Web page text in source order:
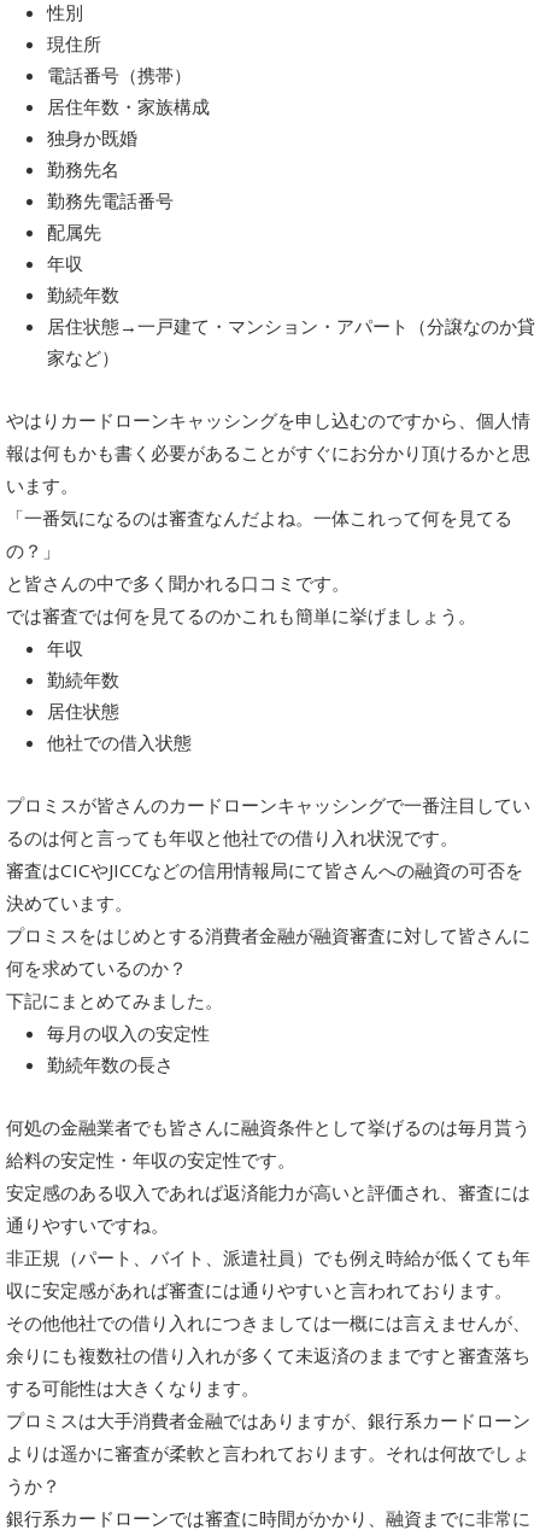
性別
現住所
電話番号（携帯）
居住年数・家族構成
独身か既婚
勤務先名
勤務先電話番号
配属先
年収
勤続年数
居住状態→一戸建て・マンション・アパート（分譲なのか貸
家など）
やはりカードローンキャッシングを申し込むのですから、個人情
報は何もかも書く必要があることがすぐにお分かり頂けるかと思
います。
「一番気になるのは審査なんだよね。一体これって何を見てる
の？」
と皆さんの中で多く聞かれる口コミです。
では審査では何を見てるのかこれも簡単に挙げましょう。
年収
勤続年数
居住状態
他社での借入状態
プロミスが皆さんのカードローンキャッシングで一番注目してい
るのは何と言っても年収と他社での借り入れ状況です。
審査はCICやJICCなどの信用情報局にて皆さんへの融資の可否を
決めています。
プロミスをはじめとする消費者金融が融資審査に対して皆さんに
何を求めているのか？
下記にまとめてみました。
毎月の収入の安定性
勤続年数の長さ
何処の金融業者でも皆さんに融資条件として挙げるのは毎月貰う
給料の安定性・年収の安定性です。
安定感のある収入であれば返済能力が高いと評価され、審査には
通りやすいですね。
非正規（パート、バイト、派遣社員）でも例え時給が低くても年
収に安定感があれば審査には通りやすいと言われております。
その他他社での借り入れにつきましては一概には言えませんが、
余りにも複数社の借り入れが多くて未返済のままですと審査落ち
する可能性は大きくなります。
プロミスは大手消費者金融ではありますが、銀行系カードローン
よりは遥かに審査が柔軟と言われております。それは何故でしょ
うか？
銀行系カードローンでは審査に時間がかかり、融資までに非常に